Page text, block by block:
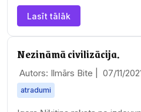
Lasīt tālāk
Nezināmā civilizācija.
Autors: Ilmārs Bite | 07/11/
atradumi